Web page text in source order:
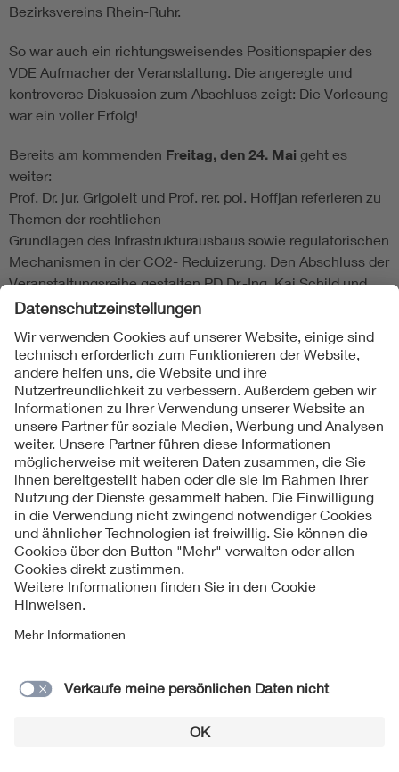
Bezirksvereins Rhein-Ruhr.
So war auch ein richtungsweisendes Positionspapier des
VDE Aufmacher der Veranstaltung. Die angeregte und
kontroverse Diskussion zum Abschluss zeigt: Die Vorlesung
war ein voller Erfolg!
Bereits am kommenden Freitag, den 24. Mai geht es
weiter:
Prof. Dr. jur. Grigoleit und Prof. rer. pol. Hoffjan referieren zu
Themen der rechtlichen
Grundlagen des Infrastrukturausbaus sowie regulatorischen
Mechanismen in der CO2- Reduizerung. Den Abschluss der
Veranstaltungsreihe gestalten PD Dr.-Ing. Kai Schild und
Prof. Rehtanz mit Vorträgen zur Energieeffienz im
In allen Veranstaltungen sind die Besucherinnen und
Besucher herzlich zur Diskussion eingeladen!
Folgen Sie uns
Datenschutzinformationen